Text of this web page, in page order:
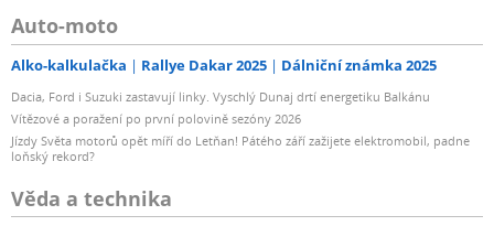
Auto-moto
Alko-kalkulačka Rallye Dakar 2025 Dálniční známka 2025
Dacia, Ford i Suzuki zastavují linky. Vyschlý Dunaj drtí energetiku Balkánu
Vítězové a poražení po první polovině sezóny 2026
Jízdy Světa motorů opět míří do Letňan! Pátého září zažijete elektromobil, padne
loňský rekord?
Věda a technika